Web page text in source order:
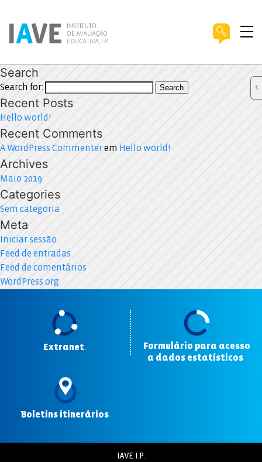
Search
Search for: Search
Recent Posts
Hello world!
Recent Comments
A WordPress Commenterem Hello world!
Archives
Maio 2019
Categories
Sem categoria
Meta
Iniciar sessão
Feed de entradas
Feed de comentários
WordPress.org
Extranet.
Formulário para acesso
a dados estatísticos
Boletins itinerários.
IAVE I.P.